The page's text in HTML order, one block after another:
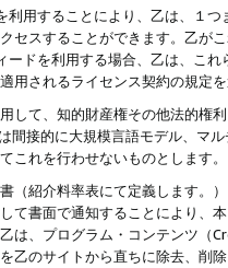
利用することにより、乙は、１
セスすることができます。乙が
ードを利用する場合、乙は、こ
用されるライセンス契約の規定
して、知的財産権その他法的権
間接的に大規模言語モデル、マ
これを行わせないものとします。
（紹介料率表にて定義します。
て書面で通知することにより、
は、プログラム・コンテンツ（
乙のサイトから直ちに除去、削